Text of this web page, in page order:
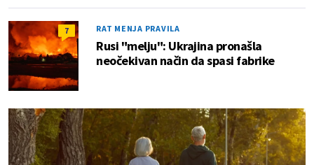
7 RAT MENJA PRAVILA
Rusi "melju": Ukrajina pronašla
neočekivan način da spasi fabrike